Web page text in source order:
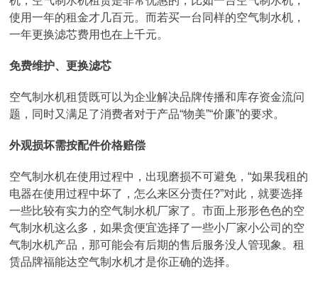
使用一年的租金才几百元。而若买一台同样的空气制水机，
一年更换滤芯费用也在上千元。
免费维护、更换滤芯
空气制水机租赁既可以为企业解决品牌传播和库存资金流问
题，同时又满足了消费者对于产品“物美”“价廉”的要求。
外观损坏需按配件价格赔偿
空气制水机在使用过程中，出现磨损不可避免，“如果我租的
电器在使用过程中坏了，怎么来区分责任?”对此，就要选择
一些比较有实力的空气制水机厂家了。市面上形形色色的空
气制水机这么多，如果贪便宜选择了一些小厂家小公司的空
气制水机产品，那可能会有后期的售后服务没人管现象。租
赁品牌福能达空气制水机才是你正确的选择。